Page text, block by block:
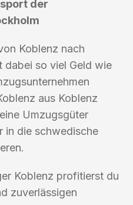
der
Koblenz nach
dabei so viel Geld wie
aus Koblenz
Umzugsgüter
in die schwedische
Koblenz profitierst du
zuverlässigen